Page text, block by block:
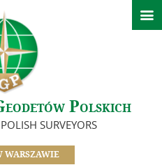
Polskich
SURVEYORS
WARSZAWIE

wydarzeń
Warszawskiego